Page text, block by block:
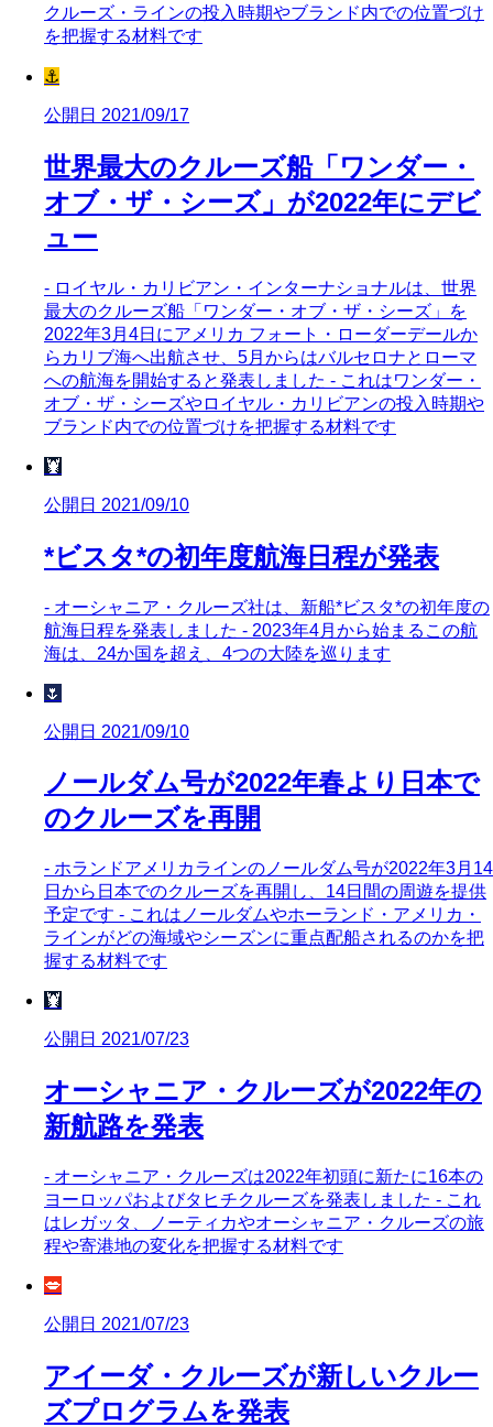
クルーズ・ラインの投入時期やブランド内での位置づけ
を把握する材料です
⚓
公開日 2021/09/17
世界最大のクルーズ船「ワンダー・
オブ・ザ・シーズ」が2022年にデビ
ュー
- ロイヤル・カリビアン・インターナショナルは、世界
最大のクルーズ船「ワンダー・オブ・ザ・シーズ」を
2022年3月4日にアメリカ フォート・ローダーデールか
らカリブ海へ出航させ、5月からはバルセロナとローマ
への航海を開始すると発表しました - これはワンダー・
オブ・ザ・シーズやロイヤル・カリビアンの投入時期や
ブランド内での位置づけを把握する材料です
🦞
公開日 2021/09/10
*ビスタ*の初年度航海日程が発表
- オーシャニア・クルーズ社は、新船*ビスタ*の初年度の
航海日程を発表しました - 2023年4月から始まるこの航
海は、24か国を超え、4つの大陸を巡ります
🌷
公開日 2021/09/10
ノールダム号が2022年春より日本で
のクルーズを再開
- ホランドアメリカラインのノールダム号が2022年3月14
日から日本でのクルーズを再開し、14日間の周遊を提供
予定です - これはノールダムやホーランド・アメリカ・
ラインがどの海域やシーズンに重点配船されるのかを把
握する材料です
🦞
公開日 2021/07/23
オーシャニア・クルーズが2022年の
新航路を発表
- オーシャニア・クルーズは2022年初頭に新たに16本の
ヨーロッパおよびタヒチクルーズを発表しました - これ
はレガッタ、ノーティカやオーシャニア・クルーズの旅
程や寄港地の変化を把握する材料です
💋
公開日 2021/07/23
アイーダ・クルーズが新しいクルー
ズプログラムを発表